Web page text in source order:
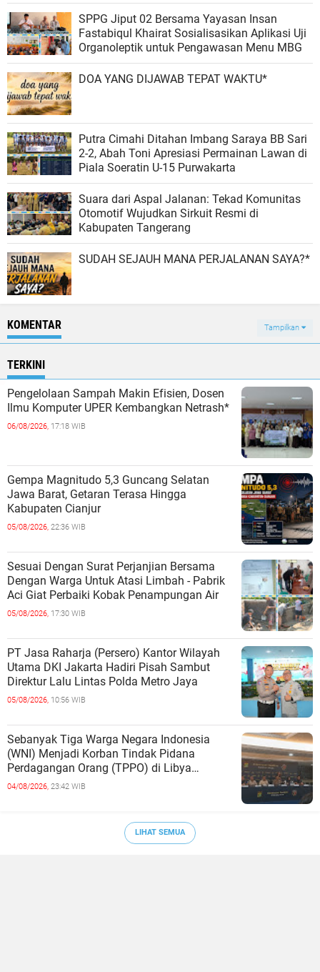
SPPG Jiput 02 Bersama Yayasan Insan
Fastabiqul Khairat Sosialisasikan Aplikasi Uji
Organoleptik untuk Pengawasan Menu MBG
DOA YANG DIJAWAB TEPAT WAKTU*
Putra Cimahi Ditahan Imbang Saraya BB Sari
2-2, Abah Toni Apresiasi Permainan Lawan di
Piala Soeratin U-15 Purwakarta
Suara dari Aspal Jalanan: Tekad Komunitas
Otomotif Wujudkan Sirkuit Resmi di
Kabupaten Tangerang
SUDAH SEJAUH MANA PERJALANAN SAYA?*
KOMENTAR Tampilkan
TERKINI
Pengelolaan Sampah Makin Efisien, Dosen
Ilmu Komputer UPER Kembangkan Netrash*
06/08/2026, 17:18 WIB
Gempa Magnitudo 5,3 Guncang Selatan
Jawa Barat, Getaran Terasa Hingga
Kabupaten Cianjur
05/08/2026, 22:36 WIB
Sesuai Dengan Surat Perjanjian Bersama
Dengan Warga Untuk Atasi Limbah - Pabrik
Aci Giat Perbaiki Kobak Penampungan Air
05/08/2026, 17:30 WIB
PT Jasa Raharja (Persero) Kantor Wilayah
Utama DKI Jakarta Hadiri Pisah Sambut
Direktur Lalu Lintas Polda Metro Jaya
05/08/2026, 10:56 WIB
Sebanyak Tiga Warga Negara Indonesia
(WNI) Menjadi Korban Tindak Pidana
Perdagangan Orang (TPPO) di Libya
Berhasil Dipulangkan Ke - Indonesia. Mereka
04/08/2026, 23:42 WIB
LIHAT SEMUA